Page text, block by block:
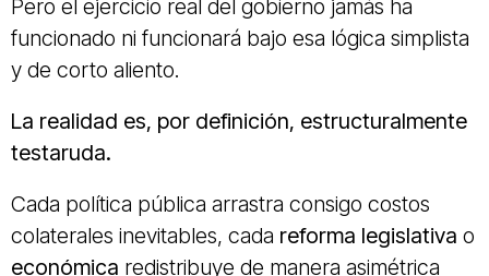
Pero el ejercicio real del gobierno jamás ha
funcionado ni funcionará bajo esa lógica simplista
y de corto aliento.
La realidad es, por definición, estructuralmente
testaruda.
Cada política pública arrastra consigo costos
colaterales inevitables, cada reforma legislativa o
económica redistribuye de manera asimétrica